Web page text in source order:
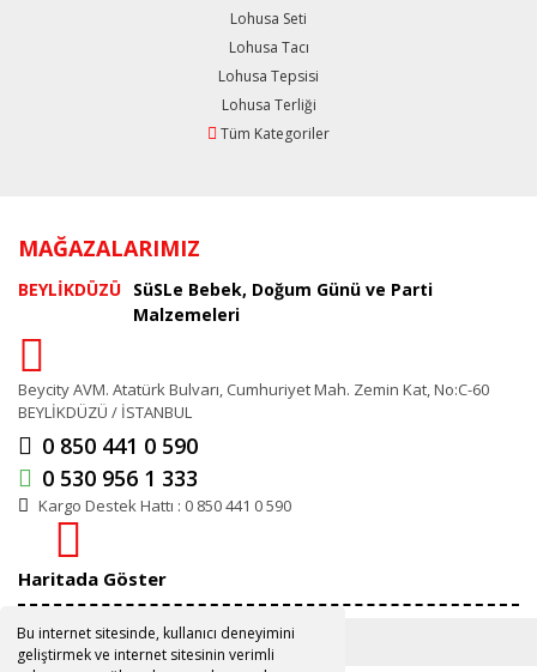
Bu internet sitesinde, kullanıcı deneyimini
geliştirmek ve internet sitesinin verimli
Lohusa Seti
Lohusa Tacı
Lohusa Tepsisi
Lohusa Terliği
Tüm Kategoriler
MAĞAZALARIMIZ
BEYLİKDÜZÜ SüSLe Bebek, Doğum Günü ve Parti
Malzemeleri
Beycity AVM. Atatürk Bulvarı, Cumhuriyet Mah. Zemin Kat, No:C-60
BEYLİKDÜZÜ / İSTANBUL
0 850 441 0 590
0 530 956 1 333
Kargo Destek Hattı : 0 850 441 0 590
Haritada Göster